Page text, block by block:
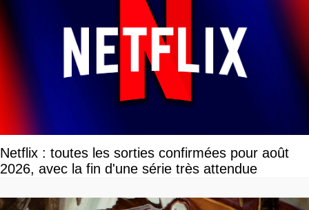
Netflix : toutes les sorties confirmées pour août
2026, avec la fin d'une série très attendue